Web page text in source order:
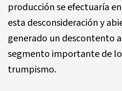
producción se efectuaría
esta desconsideración y
generado un descontento
segmento importante de
trumpismo.